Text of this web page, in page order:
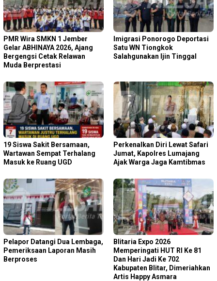
PMR Wira SMKN 1 Jember
Gelar ABHINAYA 2026, Ajang
Bergengsi Cetak Relawan
Muda Berprestasi
Imigrasi Ponorogo Deportasi
Satu WN Tiongkok
Salahgunakan Ijin Tinggal
19 Siswa Sakit Bersamaan,
Wartawan Sempat Terhalang
Masuk ke Ruang UGD
Perkenalkan Diri Lewat Safari
Jumat, Kapolres Lumajang
Ajak Warga Jaga Kamtibmas
Pelapor Datangi Dua Lembaga,
Pemeriksaan Laporan Masih
Berproses
Blitaria Expo 2026
Memperingati HUT RI Ke 81
Dan Hari Jadi Ke 702
Kabupaten Blitar, Dimeriahkan
Artis Happy Asmara